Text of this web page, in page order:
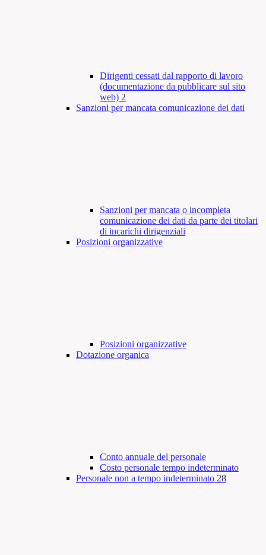
Dirigenti cessati dal rapporto di lavoro
(documentazione da pubblicare sul sito
web) 2
Sanzioni per mancata comunicazione dei dati
Sanzioni per mancata o incompleta
comunicazione dei dati da parte dei titolari
di incarichi dirigenziali
Posizioni organizzative
Posizioni organizzative
Dotazione organica
Conto annuale del personale
Costo personale tempo indeterminato
Personale non a tempo indeterminato 28